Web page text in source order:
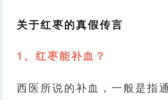
关于红枣的真假传言
1、红枣能补血？
西医所说的补血，一般是指